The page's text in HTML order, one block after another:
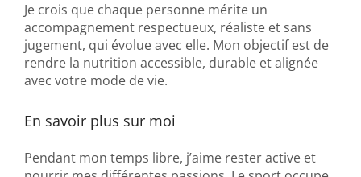
Je crois que chaque personne mérite un
accompagnement respectueux, réaliste et sans
jugement, qui évolue avec elle. Mon objectif est de
rendre la nutrition accessible, durable et alignée
avec votre mode de vie.
En savoir plus sur moi
Pendant mon temps libre, j’aime rester active et